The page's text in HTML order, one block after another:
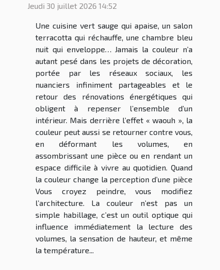
Jeudi 30 juillet 2026 14:52
Une cuisine vert sauge qui apaise, un salon
terracotta qui réchauffe, une chambre bleu
nuit qui enveloppe… Jamais la couleur n’a
autant pesé dans les projets de décoration,
portée par les réseaux sociaux, les
nuanciers infiniment partageables et le
retour des rénovations énergétiques qui
obligent à repenser l’ensemble d’un
intérieur. Mais derrière l’effet « waouh », la
couleur peut aussi se retourner contre vous,
en déformant les volumes, en
assombrissant une pièce ou en rendant un
espace difficile à vivre au quotidien. Quand
la couleur change la perception d’une pièce
Vous croyez peindre, vous modifiez
l’architecture. La couleur n’est pas un
simple habillage, c’est un outil optique qui
influence immédiatement la lecture des
volumes, la sensation de hauteur, et même
la température...